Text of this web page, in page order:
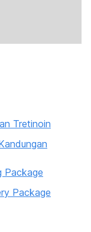
Tretinoin
Package
Package